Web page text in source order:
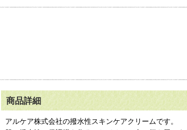
商品詳細
アルケア株式会社の撥水性スキンケアクリームです。